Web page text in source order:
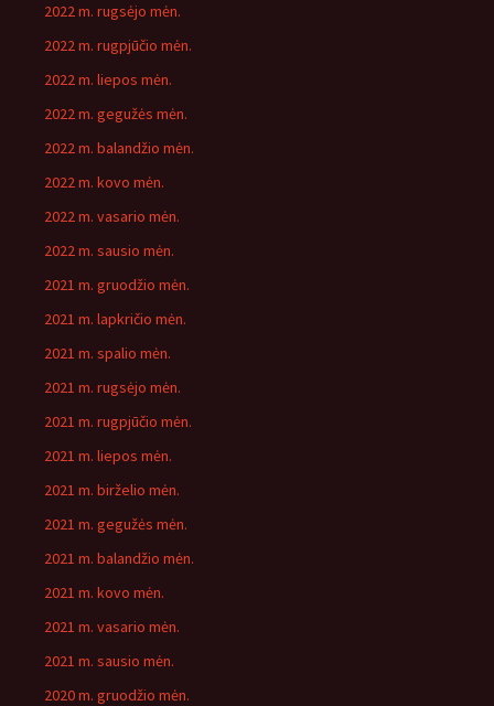
2022 m. rugsėjo mėn.
2022 m. rugpjūčio mėn.
2022 m. liepos mėn.
2022 m. gegužės mėn.
2022 m. balandžio mėn.
2022 m. kovo mėn.
2022 m. vasario mėn.
2022 m. sausio mėn.
2021 m. gruodžio mėn.
2021 m. lapkričio mėn.
2021 m. spalio mėn.
2021 m. rugsėjo mėn.
2021 m. rugpjūčio mėn.
2021 m. liepos mėn.
2021 m. birželio mėn.
2021 m. gegužės mėn.
2021 m. balandžio mėn.
2021 m. kovo mėn.
2021 m. vasario mėn.
2021 m. sausio mėn.
2020 m. gruodžio mėn.